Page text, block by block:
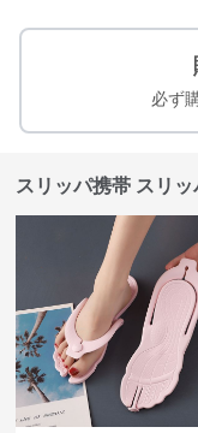
必ず
スリッパ携帯 スリ